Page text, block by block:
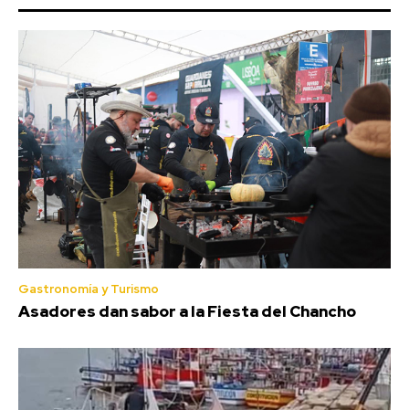
Gastronomía y Turismo
Asadores dan sabor a la Fiesta del Chancho